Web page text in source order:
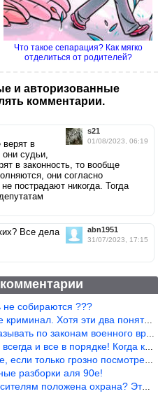
Что такое сепарация? Как мягко
отделиться от родителей?
и авторизованные
комментарии.
s21
01/08/2023, 06:19
верят в
они судьи,
в законность, то вообще
они согласно
пострадают никогда. Тогда
abn1951
31/07/2023, 17:15
Все дела
не собираются ???
Хотя эти два понятия начин
по законам военного времени, а
и все в порядке! Когда касается
только грозно посмотреть в их с
разборки аля 90е!
положена охрана? Это его зада